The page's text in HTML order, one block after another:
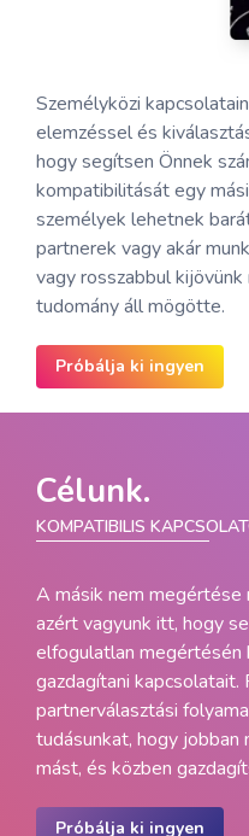
Személyközi
elemzéssel és
hogy segítsen Önnek
kompatibilitását egy
személyek lehetnek
partnerek vagy akár
vagy rosszabbul
tudomány áll mögötte.
Próbálja ki ingyen
Célunk.
KOMPATIBILIS
A másik nem
azért vagyunk itt, hogy
elfogulatlan megértésén
gazdagítani kapcsolatait.
partnerválasztási
tudásunkat, hogy
mást, és közben
Próbálja ki ingyen